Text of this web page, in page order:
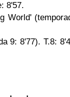
8'57.
World'
9: 8'77). T.8: